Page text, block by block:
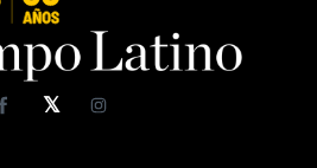
𝕏
FacebookInstagram